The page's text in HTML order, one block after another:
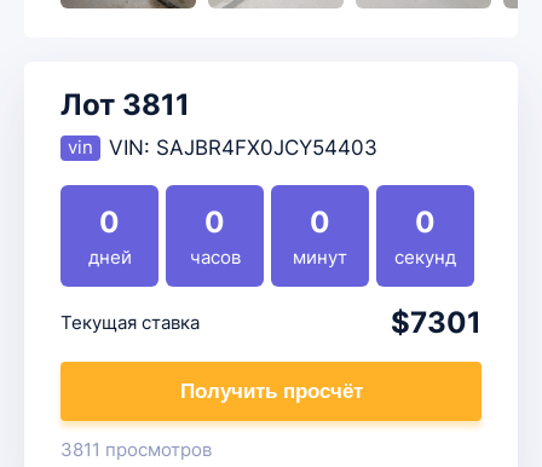
Лот 3811
VIN: SAJBR4FX0JCY54403
0
дней
0
часов
0
минут
0
секунд
Текущая ставка $7301
Получить просчёт
3811 просмотров